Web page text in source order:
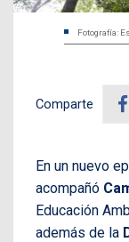
Fotografía:
Comparte
En un nuevo
acompañó
Educación
además de la